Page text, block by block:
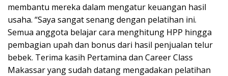
membantu mereka dalam mengatur keuangan hasil
usaha. “Saya sangat senang dengan pelatihan ini.
Semua anggota belajar cara menghitung HPP hingga
pembagian upah dan bonus dari hasil penjualan telur
bebek. Terima kasih Pertamina dan Career Class
Makassar yang sudah datang mengadakan pelatihan